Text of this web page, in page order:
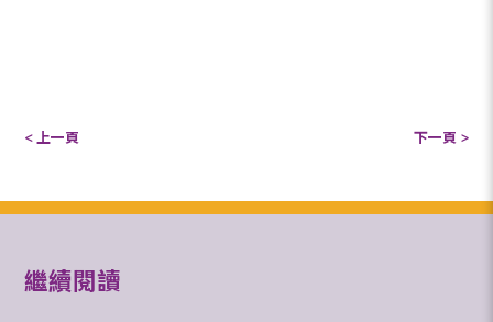
< 上一頁 下一頁 >
繼續閱讀